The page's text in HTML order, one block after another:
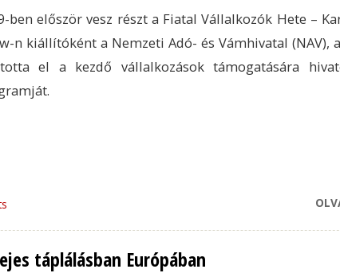
ben először vesz részt a Fiatal Vállalkozók Hete –
n kiállítóként a Nemzeti Adó- és Vámhivatal (NAV),
el a kezdő vállalkozások támogatására
táplálásban Európában